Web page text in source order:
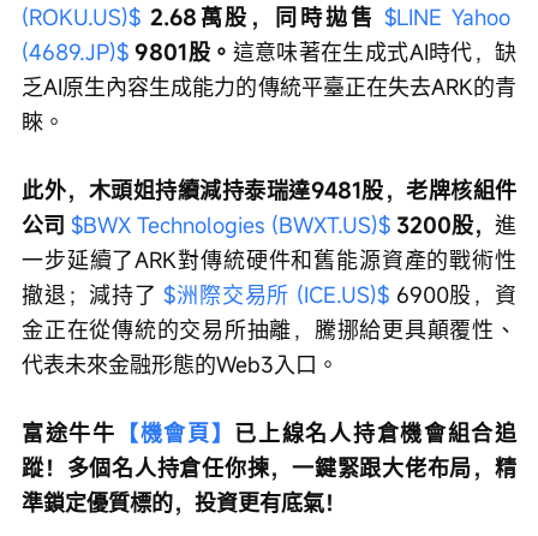
(ROKU.US)$ 2.68萬股，同時拋售 $LINE Yahoo
(4689.JP)$ 9801股。 這意味著在生成式AI時代，缺
乏AI原生內容生成能力的傳統平臺正在失去ARK的青
睞。
此外，木頭姐持續減持泰瑞達9481股，老牌核組件
公司 $BWX Technologies (BWXT.US)$ 3200股，進
一步延續了ARK對傳統硬件和舊能源資產的戰術性
撤退；減持了 $洲際交易所 (ICE.US)$ 6900股，資
金正在從傳統的交易所抽離，騰挪給更具顛覆性、
代表未來金融形態的Web3入口。
富途牛牛 【機會頁】 已上線名人持倉機會組合追
蹤！多個名人持倉任你揀，一鍵緊跟大佬布局，精
準鎖定優質標的，投資更有底氣！